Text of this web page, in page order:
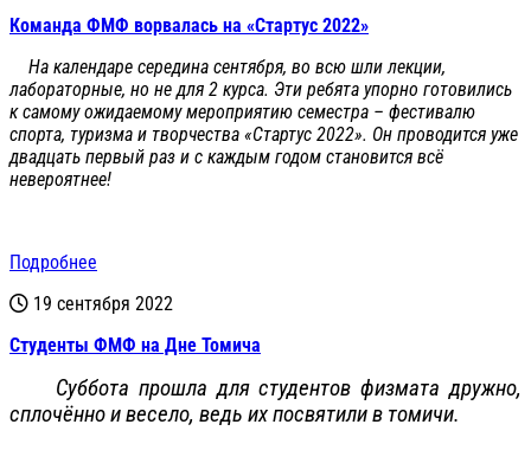
Команда ФМФ ворвалась на «Стартус 2022»
На календаре середина сентября, во всю шли лекции,
лабораторные, но не для 2 курса. Эти ребята упорно готовились
к самому ожидаемому мероприятию семестра – фестивалю
спорта, туризма и творчества «Стартус 2022». Он проводится уже
двадцать первый раз и с каждым годом становится всё
невероятнее!
Подробнее
19 сентября 2022
Студенты ФМФ на Дне Томича
Суббота прошла для студентов физмата дружно,
сплочённо и весело, ведь их посвятили в томичи.